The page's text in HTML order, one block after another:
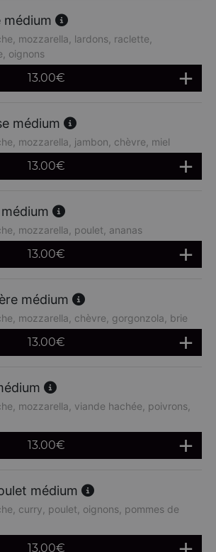
mozzarella, lardons, raclette,
oignons
13.00€
médium
mozzarella, jambon, chèvre, miel
13.00€
mozzarella, poulet, ananas
13.00€
médium
mozzarella, chèvre, gorgonzola, brie
13.00€
mozzarella, viande hachée, poivrons,
13.00€
médium
curry, poulet, oignons, pommes de
13.00€